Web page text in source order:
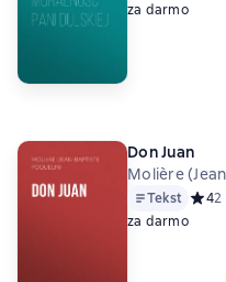
za darmo
Don Juan
Molière
Tekst 42
za darmo